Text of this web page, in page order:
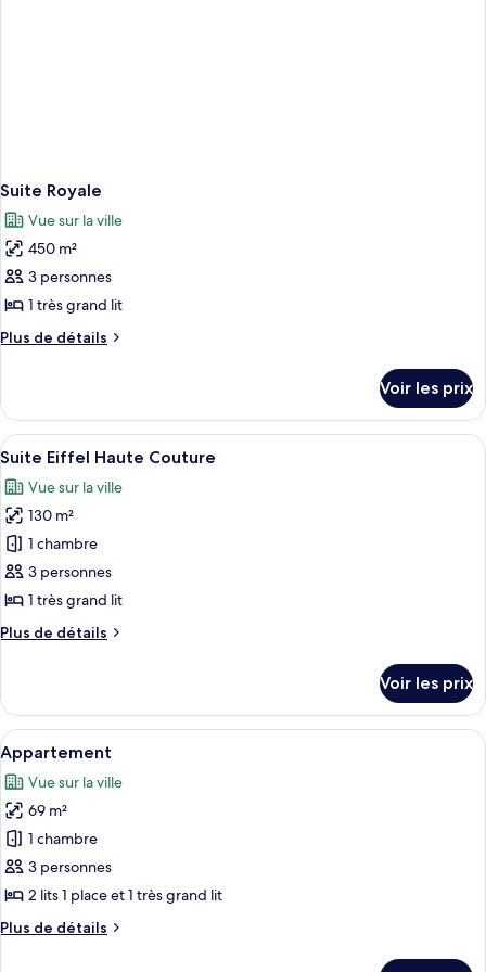
Suite Royale
Vue sur la ville
450 m²
3 personnes
1 très grand lit
Plus de détails
Plus
le
type
de
Suite
Royale
Voir les prix
Afficher
toutes
les
photos
pour
ce
type
chambre :
Haute
Couture
Une chambre luxueuse avec un
6
Suite Eiffel Haute Couture
Vue sur la ville
130 m²
1 chambre
3 personnes
1 très grand lit
Plus de détails
Plus
le
type
de
chambre
Suite
Eiffel
Haute
Couture
Voir les prix
Afficher
toutes
les
photos
pour
ce
type
chambre :
Une chambre d’hôtel avec un
5
Appartement
Vue sur la ville
69 m²
1 chambre
3 personnes
2 lits 1 place et 1 très grand lit
Plus de détails
Plus